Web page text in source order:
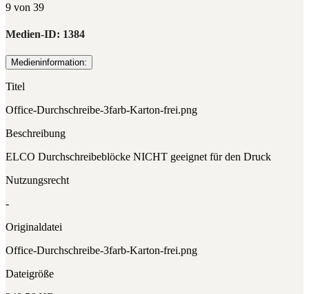
9 von 39
Medien-ID: 1384
Medieninformation:
Titel
Office-Durchschreibe-3farb-Karton-frei.png
Beschreibung
ELCO Durchschreibeblöcke NICHT geeignet für den Druck
Nutzungsrecht
-
Originaldatei
Office-Durchschreibe-3farb-Karton-frei.png
Dateigröße